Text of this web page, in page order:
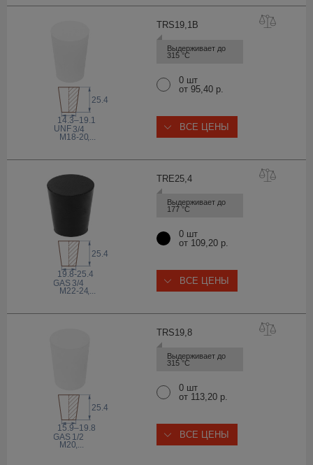
TRS19,1B
Выдерживает до
315 °С
25.4
14.3–19.1
M18-20,...
UNF 3/4
0 шт
от 95,40 р.
ВСЕ ЦЕНЫ
TRE25,4
Выдерживает до
177 °С
25.4
GAS 3/4
19.8-25.4
M22-24,...
0 шт
от 109,20 р.
ВСЕ ЦЕНЫ
TRS19,8
Выдерживает до
315 °С
25.4
GAS 1/2
15.9–19.8
M20,...
0 шт
от 113,20 р.
ВСЕ ЦЕНЫ